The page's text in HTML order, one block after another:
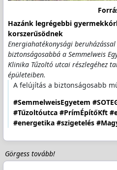
Hazánk legrégebbi
korszerűsödnek
Energiahatékonysági
biztonságosabbá a Semmelweis
Klinika Tűzoltó utcai részlegéhez
épületeiben.
A felújítás a biztonságosabb
#SemmelweisEgyetem
#Tűzoltóutca #PrímÉpítőKft
#energetika #szigetelés
Görgess tovább!